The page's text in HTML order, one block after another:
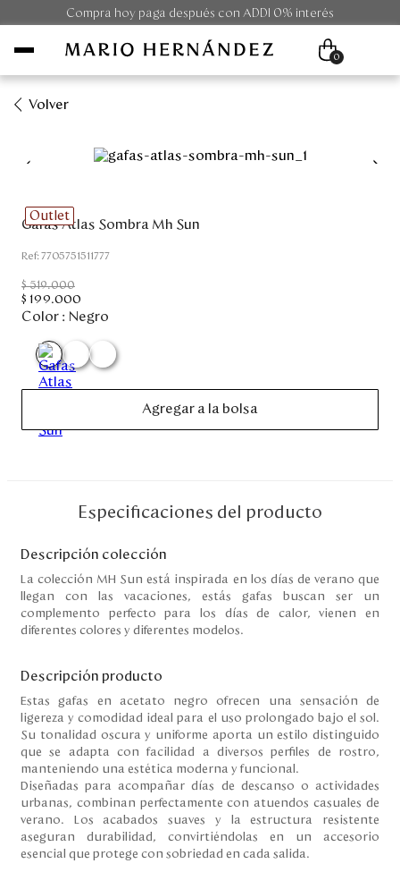
Compra hoy paga después con ADDI 0% interés
Unisex
Viaje
Colecciones
Outlet
Servicio al cliente
Nuestras Tiendas
Colombia
Costa Rica
Panamá
USA
Venezuela
0
Volver
Outlet
Gafas Atlas Sombra Mh Sun
:7705751511777
$ 519.000
$ 199.000
Color : Negro
Agregar a la bolsa
Especificaciones del producto
Descripción colección
La colección MH Sun está inspirada en los días de verano que
llegan con las vacaciones, estás gafas buscan ser un
complemento perfecto para los días de calor, vienen en
diferentes colores y diferentes modelos.
Descripción producto
Estas gafas en acetato negro ofrecen una sensación de
ligereza y comodidad ideal para el uso prolongado bajo el sol.
Su tonalidad oscura y uniforme aporta un estilo distinguido
que se adapta con facilidad a diversos perfiles de rostro,
manteniendo una estética moderna y funcional.
Diseñadas para acompañar días de descanso o actividades
urbanas, combinan perfectamente con atuendos casuales de
verano. Los acabados suaves y la estructura resistente
aseguran durabilidad, convirtiéndolas en un accesorio
esencial que protege con sobriedad en cada salida.